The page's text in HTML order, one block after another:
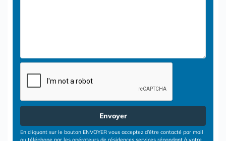
Envoyer
En cliquant sur le bouton ENVOYER vous acceptez d’être contacté par mail
ou téléphone par les opérateurs de résidences services répondant à votre